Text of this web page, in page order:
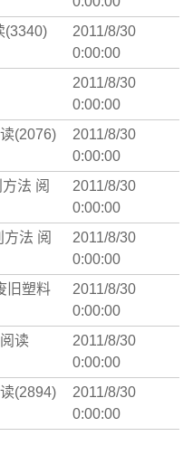
(3340)
2011/8/30
0:00:00
2011/8/30
0:00:00
(2076)
2011/8/30
0:00:00
法 阅
2011/8/30
0:00:00
方法 阅
2011/8/30
0:00:00
旧塑料
2011/8/30
0:00:00
阅读
2011/8/30
0:00:00
(2894)
2011/8/30
0:00:00